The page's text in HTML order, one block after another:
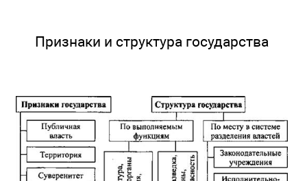
Признаки и структура государства